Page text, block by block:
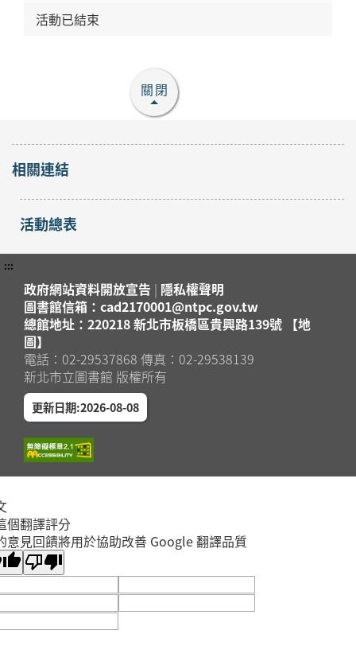
活動已結束
關閉
相關連結
活動總表
:::
政府網站資料開放宣告 | 隱私權聲明
圖書館信箱：cad2170001@ntpc.gov.tw
總館地址：220218 新北市板橋區貴興路139號 【地
圖】
電話：02-29537868 傳真：02-29538139
新北市立圖書館 版權所有
更新日期:2026-08-08
個翻譯評分
意見回饋將用於協助改善 Google 翻譯品質